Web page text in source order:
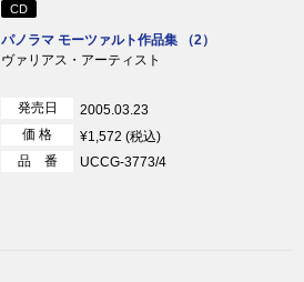
CD
パノラマ モーツァルト作品集 （2）
ヴァリアス・アーティスト
発売日
2005.03.23
価 格
¥1,572 (税込)
品 番
UCCG-3773/4